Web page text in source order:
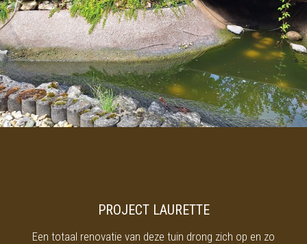
PROJECT LAURETTE
Een totaal renovatie van deze tuin drong zich op en zo